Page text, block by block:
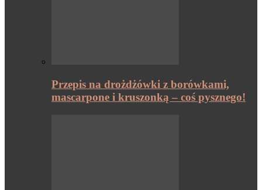
Przepis na drożdżówki z borówkami,
mascarpone i kruszonką – coś pysznego!